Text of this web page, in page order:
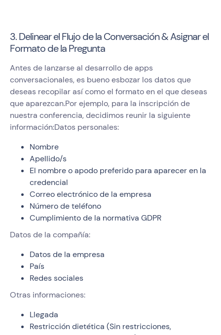
3. Delinear el Flujo de la Conversación & Asignar el
Formato de la Pregunta
Antes de lanzarse al desarrollo de apps
conversacionales, es bueno esbozar los datos que
deseas recopilar así como el formato en el que deseas
que aparezcan.Por ejemplo, para la inscripción de
nuestra conferencia, decidimos reunir la siguiente
información:Datos personales:
Nombre
Apellido/s
El nombre o apodo preferido para aparecer en la
credencial
Correo electrónico de la empresa
Número de teléfono
Cumplimiento de la normativa GDPR
Datos de la compañía:
Datos de la empresa
País
Redes sociales
Otras informaciones:
Llegada
Restricción dietética (Sin restricciones,